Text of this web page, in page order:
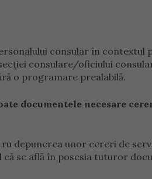
consular în contextul
consulare/oficiului
o programare prealabilă.
documentele necesare
depunerea unor cereri de
se află în posesia tuturor